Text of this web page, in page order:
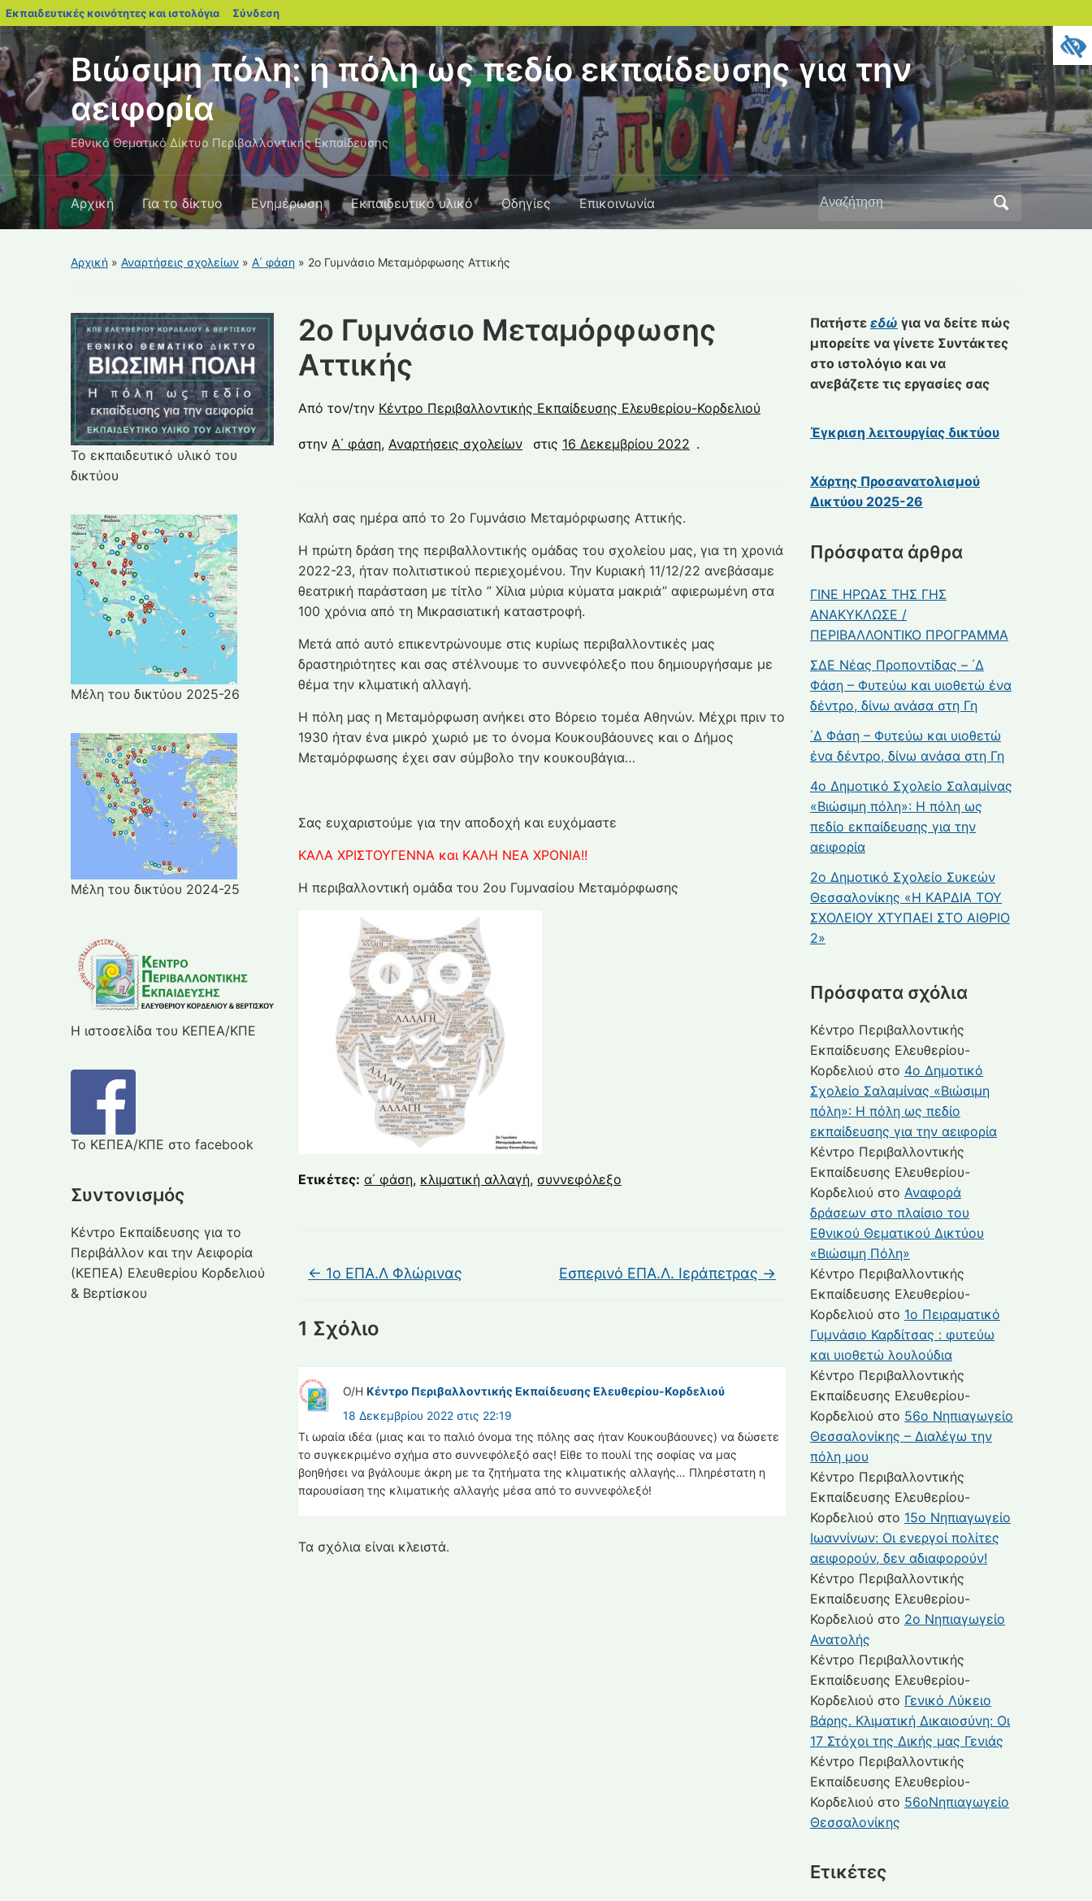
Εκπαιδευτικές κοινότητες και ιστολόγια blogs.sch.gr
Σύνδεση
Βιώσιμη πόλη: η πόλη ως πεδίο εκπαίδευσης για την
αειφορία
Εθνικό Θεματικό Δίκτυο Περιβαλλοντικής Εκπαίδευσης
Αρχική Για το δίκτυο Ενημέρωση Εκπαιδευτικό υλικό Οδηγίες Επικοινωνία
Αναζήτηση
Αρχική » Αναρτήσεις σχολείων » Α΄ φάση » 2ο Γυμνάσιο Μεταμόρφωσης Αττικής
Το εκπαιδευτικό υλικό του
δικτύου
Μέλη του δικτύου 2025-26
Μέλη του δικτύου 2024-25
Η ιστοσελίδα του ΚΕΠΕΑ/ΚΠΕ
Το ΚΕΠΕΑ/ΚΠΕ στο facebook
Συντονισμός
Κέντρο Εκπαίδευσης για το
Περιβάλλον και την Αειφορία
(ΚΕΠΕΑ) Ελευθερίου Κορδελιού
& Βερτίσκου
2ο Γυμνάσιο Μεταμόρφωσης
Αττικής
Από τον/την Κέντρο Περιβαλλοντικής Εκπαίδευσης Ελευθερίου-Κορδελιού
στην Α΄ φάση, Αναρτήσεις σχολείων στις 16 Δεκεμβρίου 2022 .
Καλή σας ημέρα από το 2ο Γυμνάσιο Μεταμόρφωσης Αττικής.
Η πρώτη δράση της περιβαλλοντικής ομάδας του σχολείου μας, για τη χρονιά
2022-23, ήταν πολιτιστικού περιεχομένου. Την Κυριακή 11/12/22 ανεβάσαμε
θεατρική παράσταση με τίτλο ” Χίλια μύρια κύματα μακριά” αφιερωμένη στα
100 χρόνια από τη Μικρασιατική καταστροφή.
Μετά από αυτό επικεντρώνουμε στις κυρίως περιβαλλοντικές μας
δραστηριότητες και σας στέλνουμε το συννεφόλεξο που δημιουργήσαμε με
θέμα την κλιματική αλλαγή.
Η πόλη μας η Μεταμόρφωση ανήκει στο Βόρειο τομέα Αθηνών. Μέχρι πριν το
1930 ήταν ένα μικρό χωριό με το όνομα Κουκουβάουνες και ο Δήμος
Μεταμόρφωσης έχει σαν σύμβολο την κουκουβάγια…
Σας ευχαριστούμε για την αποδοχή και ευχόμαστε
ΚΑΛΑ ΧΡΙΣΤΟΥΓΕΝΝΑ και ΚΑΛΗ ΝΕΑ ΧΡΟΝΙΑ!!
Η περιβαλλοντική ομάδα του 2ου Γυμνασίου Μεταμόρφωσης
Ετικέτες: α΄ φάση, κλιματική αλλαγή, συννεφόλεξο
← 1ο ΕΠΑ.Λ Φλώρινας Εσπερινό ΕΠΑ.Λ. Ιεράπετρας →
1 Σχόλιο
Ο/Η Κέντρο Περιβαλλοντικής Εκπαίδευσης Ελευθερίου-Κορδελιού
18 Δεκεμβρίου 2022 στις 22:19
Τι ωραία ιδέα (μιας και το παλιό όνομα της πόλης σας ήταν Κουκουβάουνες) να δώσετε
το συγκεκριμένο σχήμα στο συννεφόλεξό σας! Είθε το πουλί της σοφίας να μας
βοηθήσει να βγάλουμε άκρη με τα ζητήματα της κλιματικής αλλαγής… Πληρέστατη η
παρουσίαση της κλιματικής αλλαγής μέσα από το συννεφόλεξό!
Τα σχόλια είναι κλειστά.
Πατήστε εδώ για να δείτε πώς
μπορείτε να γίνετε Συντάκτες
στο ιστολόγιο και να
ανεβάζετε τις εργασίες σας
Έγκριση λειτουργίας δικτύου
Χάρτης Προσανατολισμού
Δικτύου 2025-26
Πρόσφατα άρθρα
ΓΙΝΕ ΗΡΩΑΣ ΤΗΣ ΓΗΣ
ΑΝΑΚΥΚΛΩΣΕ /
ΠΕΡΙΒΑΛΛΟΝΤΙΚΟ ΠΡΟΓΡΑΜΜΑ
ΣΔΕ Νέας Προποντίδας – ΄Δ
Φάση – Φυτεύω και υιοθετώ ένα
δέντρο, δίνω ανάσα στη Γη
΄Δ Φάση – Φυτεύω και υιοθετώ
ένα δέντρο, δίνω ανάσα στη Γη
4ο Δημοτικό Σχολείο Σαλαμίνας
«Βιώσιμη πόλη»: Η πόλη ως
πεδίο εκπαίδευσης για την
αειφορία
2ο Δημοτικό Σχολείο Συκεών
Θεσσαλονίκης «Η ΚΑΡΔΙΑ ΤΟΥ
ΣΧΟΛΕΙΟΥ ΧΤΥΠΑΕΙ ΣΤΟ ΑΙΘΡΙΟ
2»
Πρόσφατα σχόλια
Κέντρο Περιβαλλοντικής
Εκπαίδευσης Ελευθερίου-
Κορδελιού στο 4ο Δημοτικό
Σχολείο Σαλαμίνας «Βιώσιμη
πόλη»: Η πόλη ως πεδίο
εκπαίδευσης για την αειφορία
Κέντρο Περιβαλλοντικής
Εκπαίδευσης Ελευθερίου-
Κορδελιού στο Αναφορά
δράσεων στο πλαίσιο του
Εθνικού Θεματικού Δικτύου
«Βιώσιμη Πόλη»
Κέντρο Περιβαλλοντικής
Εκπαίδευσης Ελευθερίου-
Κορδελιού στο 1ο Πειραματικό
Γυμνάσιο Καρδίτσας : φυτεύω
και υιοθετώ λουλούδια
Κέντρο Περιβαλλοντικής
Εκπαίδευσης Ελευθερίου-
Κορδελιού στο 56ο Νηπιαγωγείο
Θεσσαλονίκης – Διαλέγω την
πόλη μου
Κέντρο Περιβαλλοντικής
Εκπαίδευσης Ελευθερίου-
Κορδελιού στο 15ο Νηπιαγωγείο
Ιωαννίνων: Οι ενεργοί πολίτες
αειφορούν, δεν αδιαφορούν!
Κέντρο Περιβαλλοντικής
Εκπαίδευσης Ελευθερίου-
Κορδελιού στο 2ο Νηπιαγωγείο
Ανατολής
Κέντρο Περιβαλλοντικής
Εκπαίδευσης Ελευθερίου-
Κορδελιού στο Γενικό Λύκειο
Βάρης. Κλιματική Δικαιοσύνη: Οι
17 Στόχοι της Δικής μας Γενιάς
Κέντρο Περιβαλλοντικής
Εκπαίδευσης Ελευθερίου-
Κορδελιού στο 56οΝηπιαγωγείο
Θεσσαλονίκης
Ετικέτες